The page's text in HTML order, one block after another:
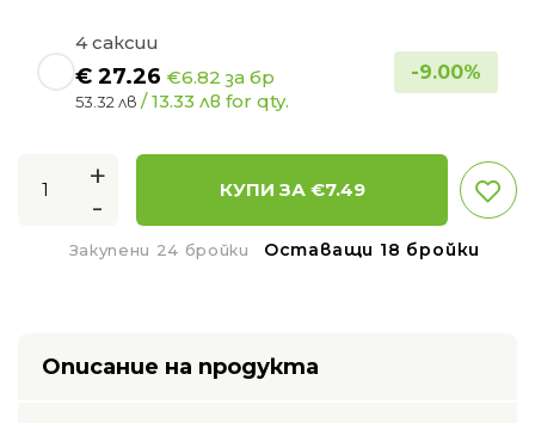
4 саксии
€ 27.26 €6.82 за бр
53.32 лв / 13.33 лв for qty.
-9.00%
+
-
КУПИ ЗА €7.49
Закупени 24 бройки Оставащи 18 бройки
Описание на продукта